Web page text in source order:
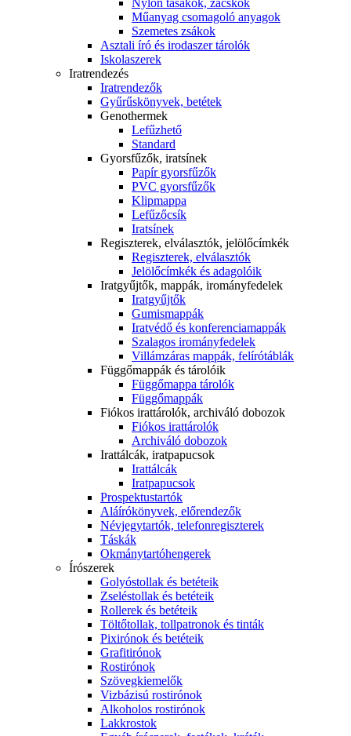
Nylon tasakok, zacskók
Műanyag csomagoló anyagok
Szemetes zsákok
Asztali író és irodaszer tárolók
Iskolaszerek
Iratrendezés
Iratrendezők
Gyűrűskönyvek, betétek
Genothermek
Lefűzhető
Standard
Gyorsfűzők, iratsínek
Papír gyorsfűzők
PVC gyorsfűzők
Klipmappa
Lefűzőcsík
Iratsínek
Regiszterek, elválasztók, jelölőcímkék
Regiszterek, elválasztók
Jelölőcímkék és adagolóik
Iratgyűjtők, mappák, irományfedelek
Iratgyűjtők
Gumismappák
Iratvédő és konferenciamappák
Szalagos irományfedelek
Villámzáras mappák, felírótáblák
Függőmappák és tárolóik
Függőmappa tárolók
Függőmappák
Fiókos irattárolók, archiváló dobozok
Fiókos irattárolók
Archiváló dobozok
Irattálcák, iratpapucsok
Irattálcák
Iratpapucsok
Prospektustartók
Aláírókönyvek, előrendezők
Névjegytartók, telefonregiszterek
Táskák
Okmánytartóhengerek
Írószerek
Golyóstollak és betéteik
Zseléstollak és betéteik
Rollerek és betéteik
Töltőtollak, tollpatronok és tinták
Pixirónok és betéteik
Grafitirónok
Rostirónok
Szövegkiemelők
Vizbázisú rostirónok
Alkoholos rostirónok
Lakkrostok